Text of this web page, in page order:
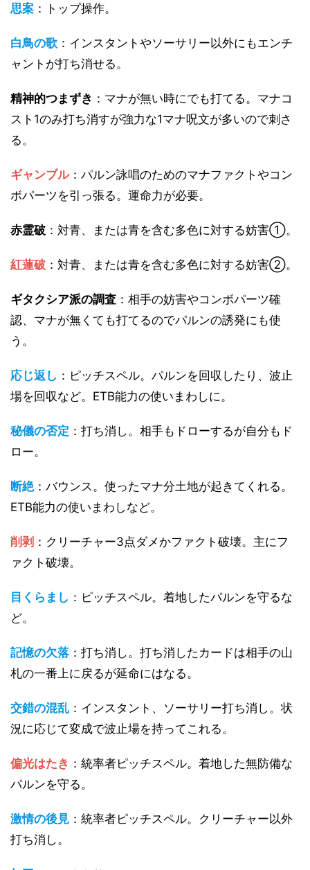
思案 ：トップ操作。
白鳥の歌 ：インスタントやソーサリー以外にもエンチ
ャントが打ち消せる。
精神的つまずき ：マナが無い時にでも打てる。マナコ
スト1のみ打ち消すが強力な1マナ呪文が多いので刺さ
る。
ギャンブル：パルン詠唱のためのマナファクトやコン
ボパーツを引っ張る。運命力が必要。
赤霊破 ：対青、または青を含む多色に対する妨害①。
紅蓮破 ：対青、または青を含む多色に対する妨害②。
ギタクシア派の調査 ：相手の妨害やコンボパーツ確
認、マナが無くても打てるのでパルンの誘発にも使
う。
応じ返し ：ピッチスペル。パルンを回収したり、波止
場を回収など。ETB能力の使いまわしに。
秘儀の否定 ：打ち消し。相手もドローするが自分もド
ロー。
断絶：バウンス。使ったマナ分土地が起きてくれる。
ETB能力の使いまわしなど。
削剥 ：クリーチャー3点ダメかファクト破壊。主にフ
ァクト破壊。
目くらまし ：ピッチスペル。着地したパルンを守るな
ど。
記憶の欠落 ：打ち消し。打ち消したカードは相手の山
札の一番上に戻るが延命にはなる。
交錯の混乱：インスタント、ソーサリー打ち消し。状
況に応じて変成で波止場を持ってこれる。
偏光はたき ：統率者ピッチスペル。着地した無防備な
パルンを守る。
激情の後見 ：統率者ピッチスペル。クリーチャー以外
打ち消し。